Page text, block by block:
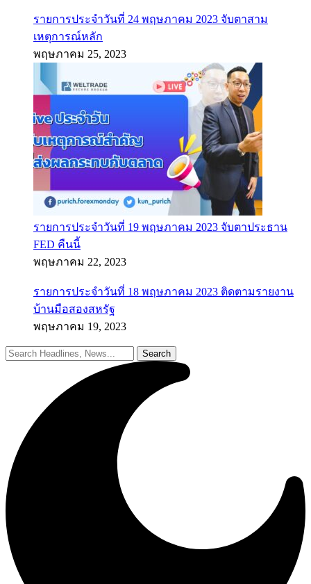
รายการประจำวันที่ 24 พฤษภาคม 2023 จับตาสาม
เหตุการณ์หลัก
พฤษภาคม 25, 2023
รายการประจำวันที่ 19 พฤษภาคม 2023 จับตาประธาน
FED คืนนี้
พฤษภาคม 22, 2023
รายการประจำวันที่ 18 พฤษภาคม 2023 ติดตามรายงาน
บ้านมือสองสหรัฐ
พฤษภาคม 19, 2023